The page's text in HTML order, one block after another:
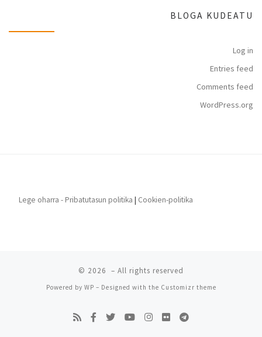
BLOGA KUDEATU
Log in
Entries feed
Comments feed
WordPress.org
Lege oharra - Pribatutasun politika | Cookien-politika
© 2026 – All rights reserved
Powered by WP – Designed with the Customizr theme